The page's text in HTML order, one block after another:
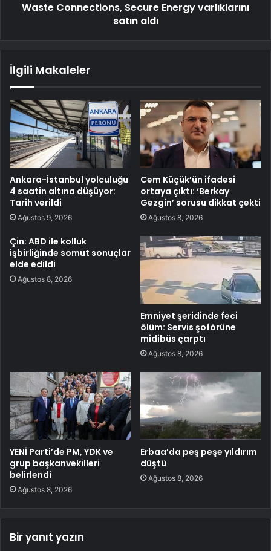
Waste Connections, Secure Energy varlıklarını
satın aldı
İlgili Makaleler
Ankara-İstanbul yolculuğu
4 saatin altına düşüyor:
Tarih verildi
Ağustos 9, 2026
Cem Küçük’ün ifadesi
ortaya çıktı: ‘Berkay
Gezgin’ sorusu dikkat çekti
Ağustos 8, 2026
Çin: ABD ile kolluk
işbirliğinde somut sonuçlar
elde edildi
Ağustos 8, 2026
Emniyet şeridinde feci
ölüm: Servis şoförüne
midibüs çarptı
Ağustos 8, 2026
YENİ Parti’de PM, YDK ve
grup başkanvekilleri
belirlendi
Ağustos 8, 2026
Erbaa’da peş peşe yıldırım
düştü
Ağustos 8, 2026
Bir yanıt yazın